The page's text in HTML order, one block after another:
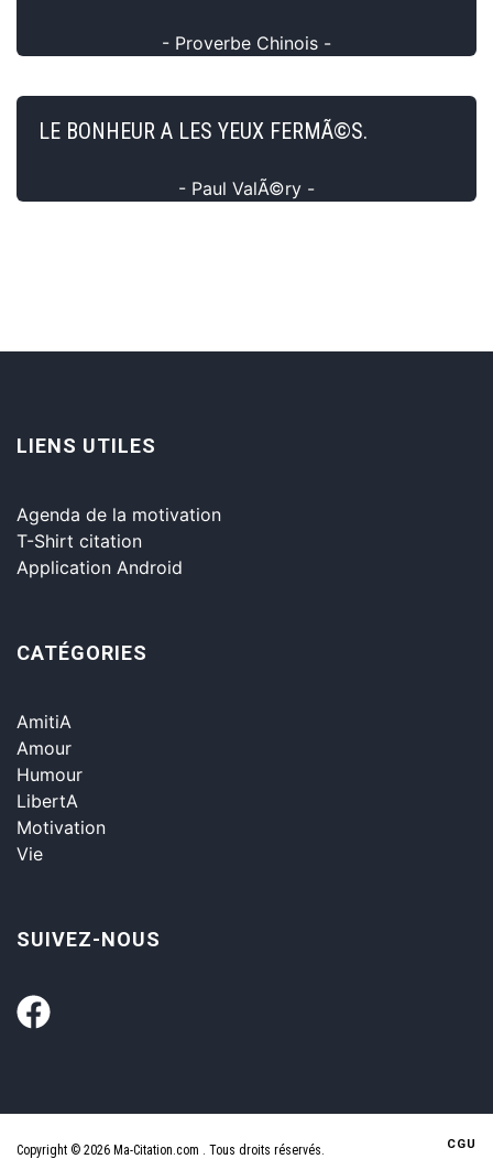
- Proverbe Chinois -
LE BONHEUR A LES YEUX FERMÃ©S.
- Paul ValÃ©ry -
LIENS UTILES
Agenda de la motivation
T-Shirt citation
Application Android
CATÉGORIES
AmitiA
Amour
Humour
LibertA
Motivation
Vie
SUIVEZ-NOUS
Copyright © 2026 Ma-Citation.com . Tous droits réservés. CGU